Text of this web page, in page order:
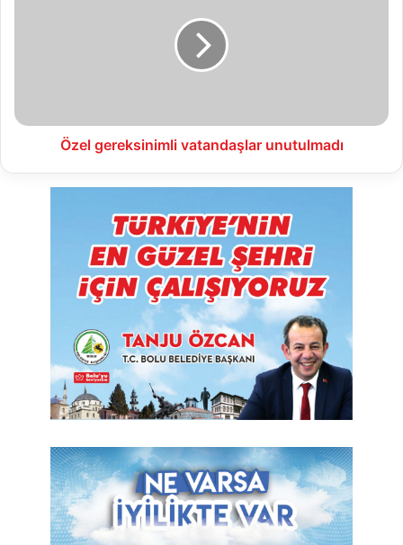
Özel gereksinimli vatandaşlar unutulmadı